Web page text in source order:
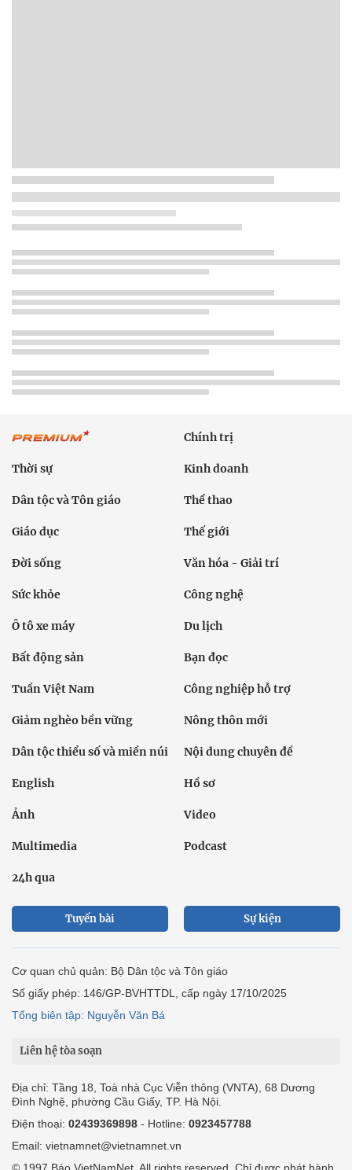
Chính trị
Thời sự Kinh doanh
Dân tộc và Tôn giáo Thể thao
Giáo dục Thế giới
Đời sống Văn hóa - Giải trí
Sức khỏe Công nghệ
Ô tô xe máy Du lịch
Bất động sản Bạn đọc
Tuần Việt Nam Công nghiệp hỗ trợ
Giảm nghèo bền vững Nông thôn mới
Dân tộc thiểu số và miền núi Nội dung chuyên đề
English Hồ sơ
Ảnh Video
Multimedia Podcast
24h qua
Tuyến bài Sự kiện
Cơ quan chủ quản: Bộ Dân tộc và Tôn giáo
Số giấy phép: 146/GP-BVHTTDL, cấp ngày 17/10/2025
Tổng biên tập: Nguyễn Văn Bá
Liên hệ tòa soạn
Địa chỉ: Tầng 18, Toà nhà Cục Viễn thông (VNTA), 68 Dương
Đình Nghệ, phường Cầu Giấy, TP. Hà Nội.
Điện thoại: 02439369898 - Hotline: 0923457788
Email: vietnamnet@vietnamnet.vn
© 1997 Báo VietNamNet. All rights reserved. Chỉ được phát hành